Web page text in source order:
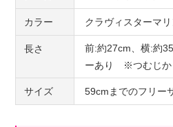
カラー クラヴィスターマ
長さ
前:約27cm、横:約
ーあり ※つむじか
サイズ 59cmまでのフリー